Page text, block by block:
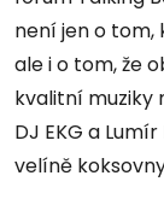
není jen o tom,
ale i o tom, že
kvalitní muziky
DJ EKG a
velíně